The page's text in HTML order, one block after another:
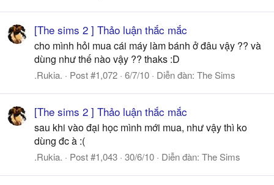
[The sims 2 ] Thảo luận thắc mắc
cho mình hỏi mua cái máy làm bánh ở đâu vậy ?? và
dùng như thế nào vậy ?? thaks :D
.Rukia. Post #1,072 6/7/10 Diễn đàn: The Sims
[The sims 2 ] Thảo luận thắc mắc
sau khi vào đại học mình mới mua, như vậy thì ko
dùng đc à :(
.Rukia. Post #1,043 30/6/10 Diễn đàn: The Sims